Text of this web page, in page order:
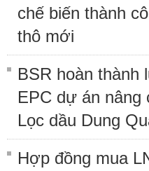
chế biến thành
thô mới
BSR hoàn thành
EPC dự án nâng
Lọc dầu Dung
Hợp đồng mua